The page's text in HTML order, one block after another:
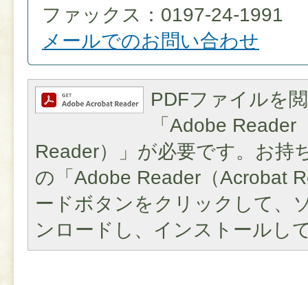
ファックス：0197-24-1991
メールでのお問い合わせ
PDFファイルを
「Adobe Reader
Reader）」が必要です。お持
の「Adobe Reader（Acrobat
ードボタンをクリックして、
ンロードし、インストールし